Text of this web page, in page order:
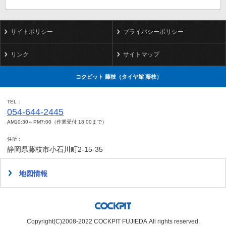
サイトポリシー プライバシーポリシー
リンク サイトマップ
コクピット 藤枝（タイヤ館 藤枝）
TEL
054-644-2445
AM10:30～PM7:00（作業受付 18:00まで）
住所
静岡県藤枝市小石川町2-15-35
地図情報
Copyright(C)2008-2022 COCKPIT FUJIEDA.All rights reserved.